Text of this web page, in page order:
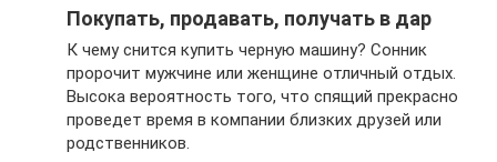
Покупать, продавать, получать в дар
К чему снится купить черную машину? Сонник
пророчит мужчине или женщине отличный отдых.
Высока вероятность того, что спящий прекрасно
проведет время в компании близких друзей или
родственников.